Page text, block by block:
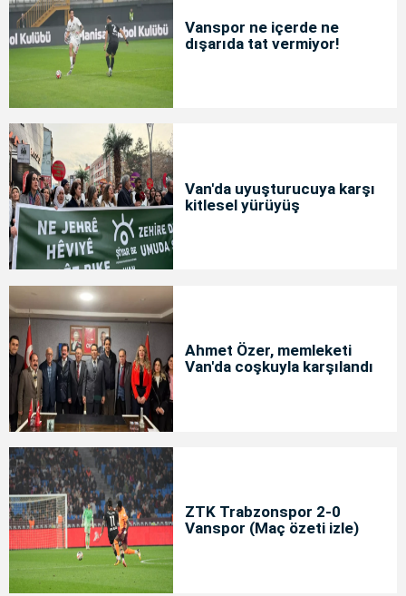
Vanspor ne içerde ne
dışarıda tat vermiyor!
Van'da uyuşturucuya karşı
kitlesel yürüyüş
Ahmet Özer, memleketi
Van'da coşkuyla karşılandı
ZTK Trabzonspor 2-0
Vanspor (Maç özeti izle)